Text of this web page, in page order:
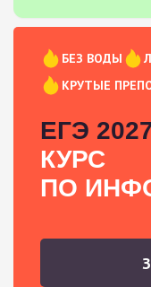
БЕЗ ВОДЫ
КРУТЫЕ
ЕГЭ
КУРС
ПО